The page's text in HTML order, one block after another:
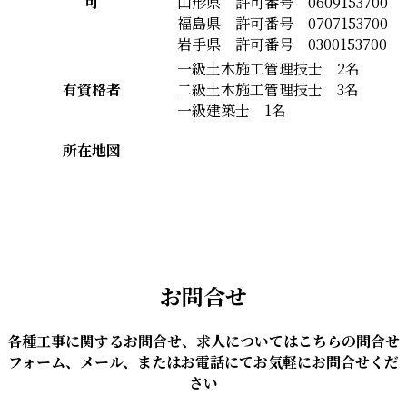
福島県 許可番号 0707153700
岩手県 許可番号 0300153700
有資格者
一級土木施工管理技士 2名
二級土木施工管理技士 3名
一級建築士 1名
所在地図
お問合せ
各種工事に関するお問合せ、求人についてはこちらの問合せ
フォーム、メール、またはお電話にてお気軽にお問合せくだ
さい